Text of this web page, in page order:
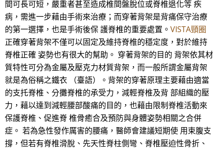
間可長可短，嚴重者甚至造成椎間盤脫位或脊椎退化等 疾
病，需進一步藉由手術來治療；而穿著背架是背痛保守治療
的第一選擇，也是手術後保 護脊椎的重要處置。 VISTA頸圈
正確穿著背架不僅可以固定及維持脊椎的穩定度，對於維持
脊椎正確 姿勢也有很大的幫助。 穿著背架的目的 背架依其材
質特性可分為金屬及壓克力材質背架，而一般所謂金屬背架
就是為俗稱之鐵衣 （臺語）。背架的穿著原理主要藉由適當
的支托脊椎、分攤脊椎的承受力，減輕脊椎及背 部組織的壓
力，藉以達到減輕腰部酸痛的目的，也藉由限制脊椎活動來
保護脊椎、促進脊 椎骨癒合及預防與身體姿勢相關之合併
症。 若為急性發作厲害的腰痛，醫師會建議短期使 用束腹支
撐，但若有脊椎滑脫、先天性脊柱側彎、脊椎壓迫性骨折、